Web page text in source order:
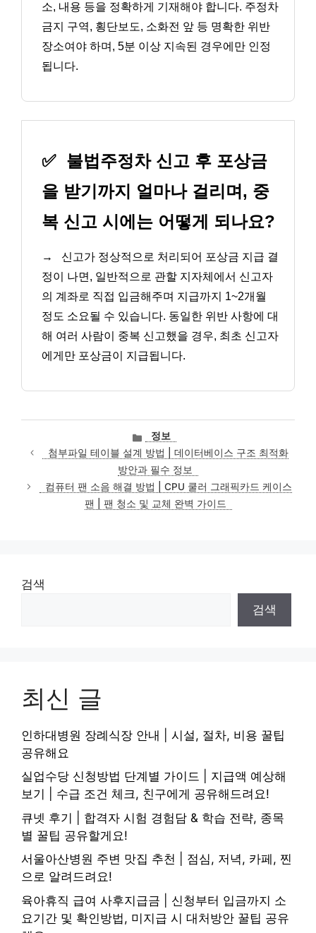
소, 내용 등을 정확하게 기재해야 합니다. 주정차
금지 구역, 횡단보도, 소화전 앞 등 명확한 위반
장소여야 하며, 5분 이상 지속된 경우에만 인정
됩니다.
✅ 불법주정차 신고 후 포상금
을 받기까지 얼마나 걸리며, 중
복 신고 시에는 어떻게 되나요?
→
신고가 정상적으로 처리되어 포상금 지급 결
정이 나면, 일반적으로 관할 지자체에서 신고자
의 계좌로 직접 입금해주며 지급까지 1~2개월
정도 소요될 수 있습니다. 동일한 위반 사항에 대
해 여러 사람이 중복 신고했을 경우, 최초 신고자
에게만 포상금이 지급됩니다.
카
테
고
리
정보
첨부파일 테이블 설계 방법 | 데이터베이스 구조 최적화
방안과 필수 정보
컴퓨터 팬 소음 해결 방법 | CPU 쿨러 그래픽카드 케이스
팬 | 팬 청소 및 교체 완벽 가이드
검색
검색
최신 글
인하대병원 장례식장 안내 | 시설, 절차, 비용 꿀팁
공유해요
실업수당 신청방법 단계별 가이드 | 지급액 예상해
보기 | 수급 조건 체크, 친구에게 공유해드려요!
큐넷 후기 | 합격자 시험 경험담 & 학습 전략, 종목
별 꿀팁 공유할게요!
서울아산병원 주변 맛집 추천 | 점심, 저녁, 카페, 찐
으로 알려드려요!
육아휴직 급여 사후지급금 | 신청부터 입금까지 소
요기간 및 확인방법, 미지급 시 대처방안 꿀팁 공유